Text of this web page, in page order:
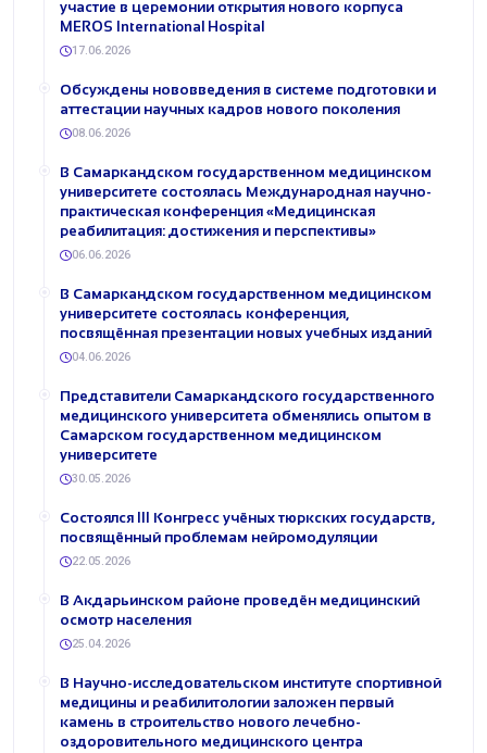
участие в церемонии открытия нового корпуса
MEROS International Hospital
17.06.2026
Обсуждены нововведения в системе подготовки и
аттестации научных кадров нового поколения
08.06.2026
В Самаркандском государственном медицинском
университете состоялась Международная научно-
практическая конференция «Медицинская
реабилитация: достижения и перспективы»
06.06.2026
В Самаркандском государственном медицинском
университете состоялась конференция,
посвящённая презентации новых учебных изданий
04.06.2026
Представители Самаркандского государственного
медицинского университета обменялись опытом в
Самарском государственном медицинском
университете
30.05.2026
Состоялся III Конгресс учёных тюркских государств,
посвящённый проблемам нейромодуляции
22.05.2026
В Акдарьинском районе проведён медицинский
осмотр населения
25.04.2026
В Научно-исследовательском институте спортивной
медицины и реабилитологии заложен первый
камень в строительство нового лечебно-
оздоровительного медицинского центра